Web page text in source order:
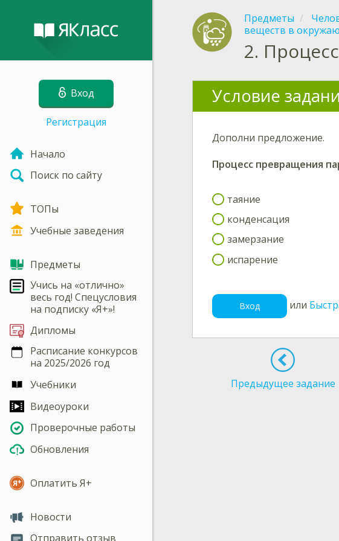
Вход
Регистрация
Начало
Поиск по сайту
ТОПы
Учебные заведения
Предметы
Учись на «отлично»
весь год! Спецусловия
на подписку «Я+»!
Дипломы
Расписание конкурсов
на 2025/2026 год
Учебники
Видеоуроки
Проверочные работы
Обновления
Оплатить Я+
Новости
Отправить отзыв
Предметы
веществ в
2.
Условие
Дополни предложение.
Процесс превращения
таяние
конденсация
замерзание
испарение
Вход или
Предыдущее задание